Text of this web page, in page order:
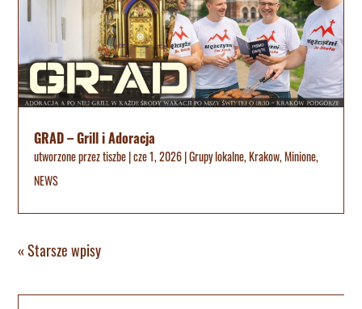
GRAD – Grill i Adoracja
utworzone przeztiszbe|cze 1, 2026|Grupy lokalne,Krakow,Minione,
NEWS
« Starsze wpisy